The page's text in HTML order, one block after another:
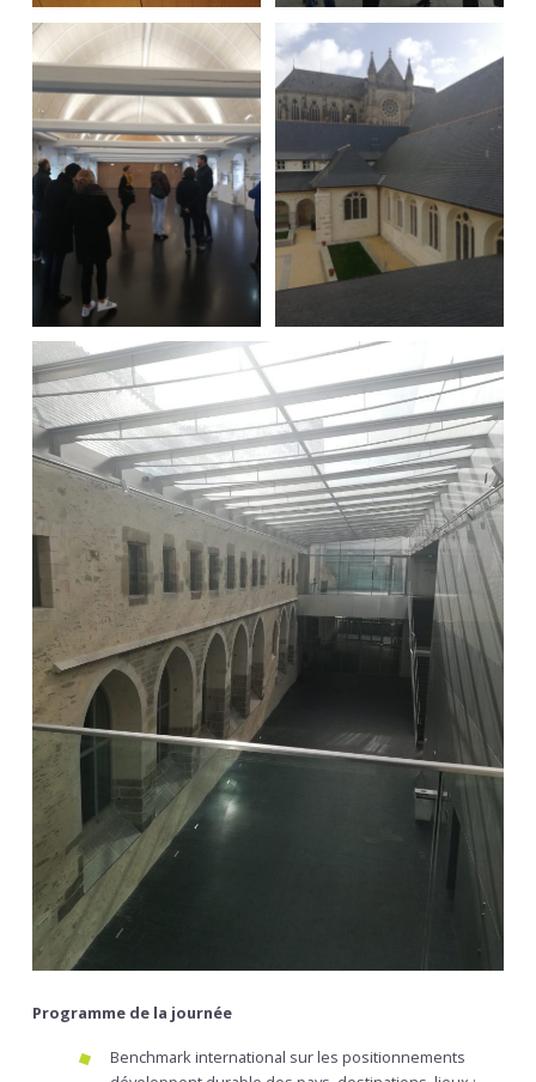
Programme de la journée
Benchmark international sur les positionnements